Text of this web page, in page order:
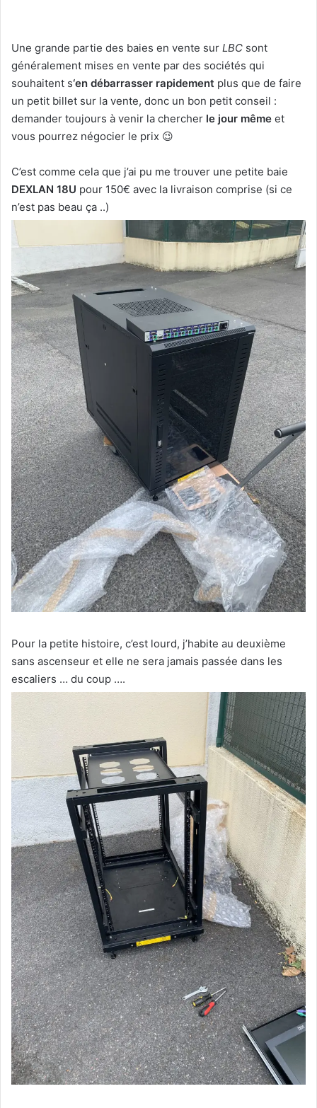
Une grande partie des baies en vente sur LBC sont
généralement mises en vente par des sociétés qui
souhaitent s‘en débarrasser rapidement plus que de faire
un petit billet sur la vente, donc un bon petit conseil :
demander toujours à venir la chercher le jour même et
vous pourrez négocier le prix 😉
C’est comme cela que j’ai pu me trouver une petite baie
DEXLAN 18U pour 150€ avec la livraison comprise (si ce
n’est pas beau ça ..)
Pour la petite histoire, c’est lourd, j’habite au deuxième
sans ascenseur et elle ne sera jamais passée dans les
escaliers … du coup ….